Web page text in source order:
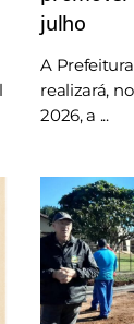
julho
A
realizará,
2026, a ...